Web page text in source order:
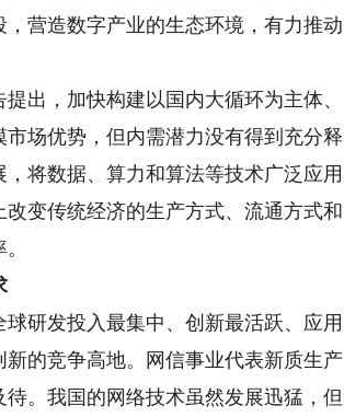
营造数字产业的生态环境，有力推动
出，加快构建以国内大循环为主体、
场优势，但内需潜力没有得到充分释
将数据、算力和算法等技术广泛应用
变传统经济的生产方式、流通方式和
研发投入最集中、创新最活跃、应用
的竞争高地。网信事业代表新质生产
。我国的网络技术虽然发展迅猛，但